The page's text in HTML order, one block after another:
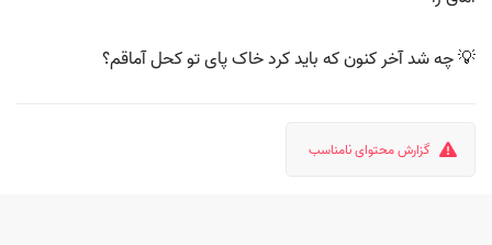
💡 چه شد آخر کنون که باید کرد خاک پای تو کحل آماقم؟
گزارش محتوای نامناسب